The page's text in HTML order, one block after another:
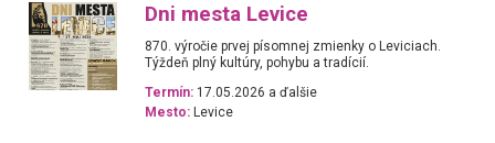
Dni mesta Levice
870. výročie prvej písomnej zmienky o Leviciach.
Týždeň plný kultúry, pohybu a tradícií.
Termín: 17.05.2026 a ďalšie
Mesto: Levice